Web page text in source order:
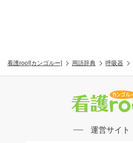
看護roo![カンゴルー] 用語辞典 呼吸器
運営サイト